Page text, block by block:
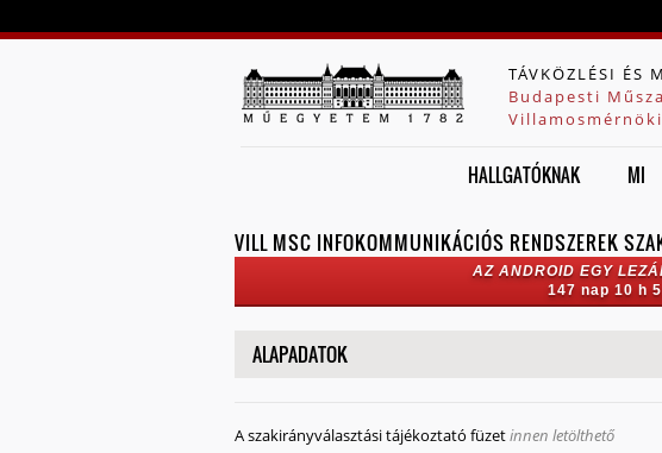
TÁVKÖZLÉSI ÉS
Budapesti
HALLGATÓKNAK MI
VILL MSC INFOKOMMUNIKÁCIÓS RENDSZEREK
AZ ANDROID EGY
147 nap 10 h
MEGJELENÍTÉS
ALAPADATOK
A szakirányválasztási tájékoztató füzetinnen letölthető